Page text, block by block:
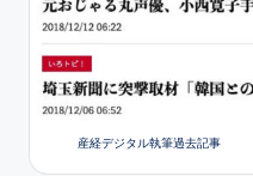
産経デジタル執筆過去記事